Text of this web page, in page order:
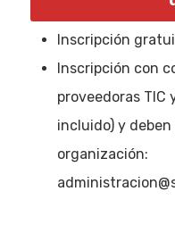
Inscripción
Inscripción con
proveedoras TIC
incluido) y
organización: